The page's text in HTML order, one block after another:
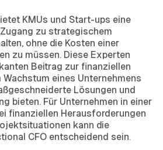
KMUs und Start-ups eine
zu strategischem
ohne die Kosten einer
zu müssen. Diese Experten
Beitrag zur finanziellen
eines Unternehmens
Lösungen und
bieten. Für Unternehmen in einer
finanziellen Herausforderungen
kann die
CFO entscheidend sein.